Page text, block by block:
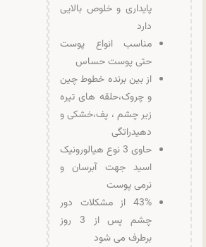
پایداری و خلوص بالایی
دارد
مناسب انواع پوست
حتی پوست حساس
از بین برنده خطوط چین
و چروک،حلقه های تیره
زیر چشم ، پف،خشکی و
دهیدراتگی
حاوی 3 نوع هیالورونیک
اسید جهت آبرسان و
نرمی پوست
43% از مشکلات دور
چشم پس از 3 روز
برطرف می شود